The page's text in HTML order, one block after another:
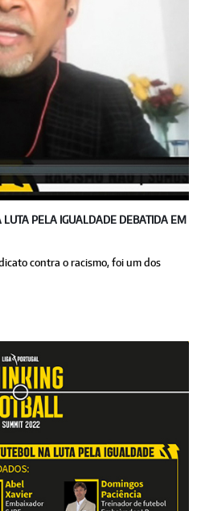
LUTA PELA IGUALDADE DEBATIDA EM
contra o racismo, foi um dos